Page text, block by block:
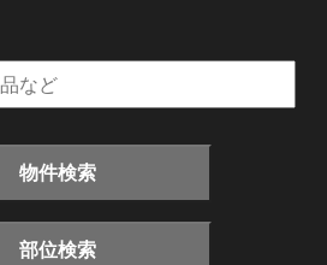
物件検索
部位検索